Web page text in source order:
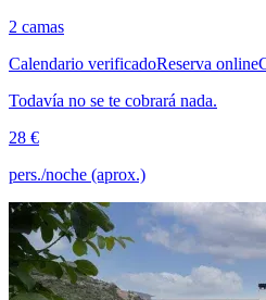
2 camas
Calendario verificadoReserva online
Todavía no se te cobrará nada.
28 €
pers./noche (aprox.)